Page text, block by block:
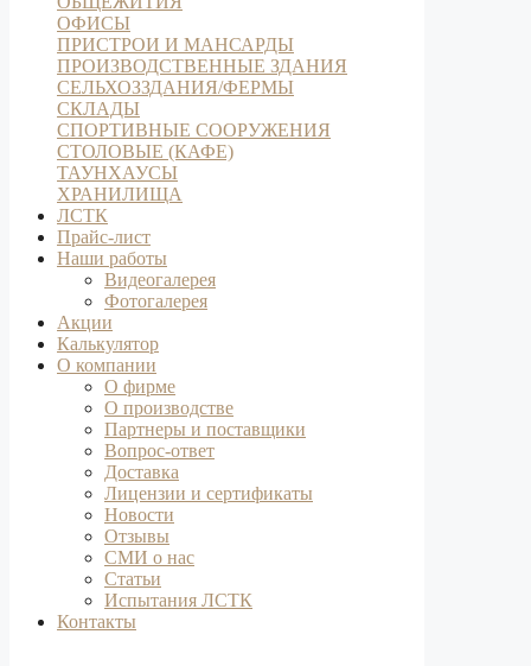
ОФИСЫ
ПРИСТРОИ И МАНСАРДЫ
ПРОИЗВОДСТВЕННЫЕ ЗДАНИЯ
СЕЛЬХОЗЗДАНИЯ/ФЕРМЫ
СКЛАДЫ
СПОРТИВНЫЕ СООРУЖЕНИЯ
СТОЛОВЫЕ (КАФЕ)
ТАУНХАУСЫ
ХРАНИЛИЩА
ЛСТК
Прайс-лист
Наши работы
Видеогалерея
Фотогалерея
Акции
Калькулятор
О компании
О фирме
О производстве
Партнеры и поставщики
Вопрос-ответ
Доставка
Лицензии и сертификаты
Новости
Отзывы
СМИ о нас
Статьи
Испытания ЛСТК
Контакты